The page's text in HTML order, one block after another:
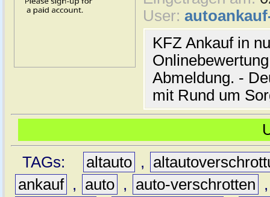
User:
KFZ Ankauf in
Abmeldung. -
mit Rund um
TAGs:
altauto ,
ankauf , auto , auto-verschrotten